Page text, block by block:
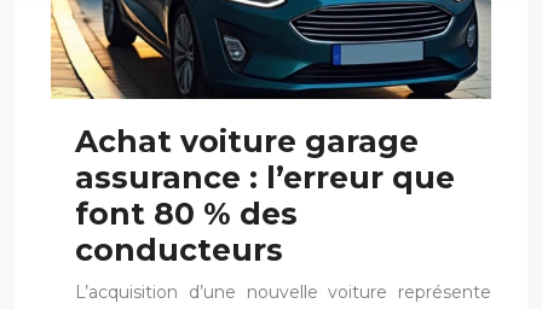
Achat voiture garage
assurance : l’erreur que
font 80 % des
conducteurs
L’acquisition d’une nouvelle voiture représente